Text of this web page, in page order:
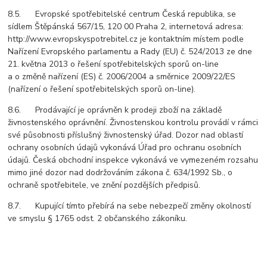
8.5. Evropské spotřebitelské centrum Česká republika, se
sídlem Štěpánská 567/15, 120 00 Praha 2, internetová adresa:
http://www.evropskyspotrebitel.cz je kontaktním místem podle
Nařízení Evropského parlamentu a Rady (EU) č. 524/2013 ze dne
21. května 2013 o řešení spotřebitelských sporů on-line
a o změně nařízení (ES) č. 2006/2004 a směrnice 2009/22/ES
(nařízení o řešení spotřebitelských sporů on-line).
8.6. Prodávající je oprávněn k prodeji zboží na základě
živnostenského oprávnění. Živnostenskou kontrolu provádí v rámci
své působnosti příslušný živnostenský úřad. Dozor nad oblastí
ochrany osobních údajů vykonává Úřad pro ochranu osobních
údajů. Česká obchodní inspekce vykonává ve vymezeném rozsahu
mimo jiné dozor nad dodržováním zákona č. 634/1992 Sb., o
ochraně spotřebitele, ve znění pozdějších předpisů.
8.7. Kupující tímto přebírá na sebe nebezpečí změny okolností
ve smyslu § 1765 odst. 2 občanského zákoníku.